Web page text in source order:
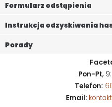
Formularz odstąpienia
Instrukcja odzyskiwania
Porady
Pon-Pt,
Telefon:
Email: